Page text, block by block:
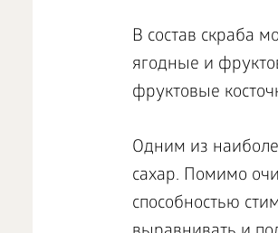
В состав скраба
ягодные и
фруктовые
Одним из
сахар. Помимо
способностью